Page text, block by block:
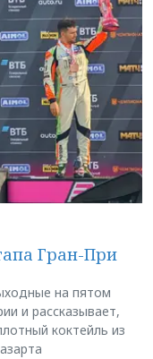
Гран-При
на пятом
и рассказывает,
коктейль из